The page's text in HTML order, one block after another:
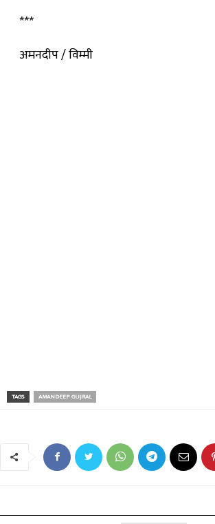
***
अमनदीप / विम्मी
TAGS AMANDEEP GUJRAL